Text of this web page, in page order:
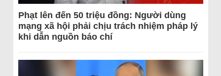
Phạt lên đến 50 triệu đồng: Người dùng
mạng xã hội phải chịu trách nhiệm pháp lý
khi dẫn nguồn báo chí